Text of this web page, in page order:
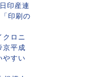
印産連
印刷の
ロニ
平成
やすい